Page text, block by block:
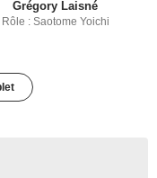
Grégory Laisné
Rôle : Saotome Yoichi